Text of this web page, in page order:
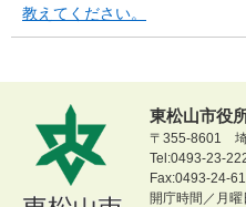
教えてください。
東松山市役
〒355-8601 埼
Tel:0493-23-
Fax:0493-24-
開庁時間／月曜